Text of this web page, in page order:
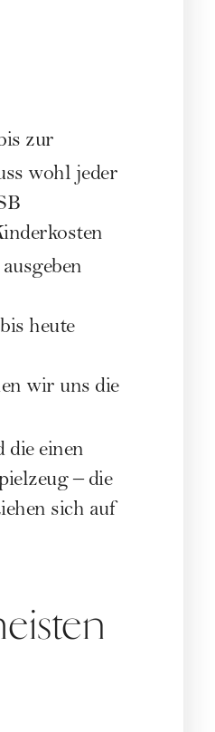
zur
wohl jeder
heute
wir uns die
einen
– die
sich auf